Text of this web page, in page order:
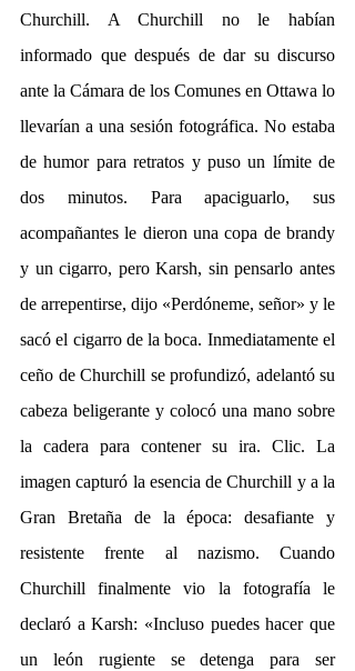
Churchill. A Churchill no le habían
informado que después de dar su discurso
ante la Cámara de los Comunes en Ottawa lo
llevarían a una sesión fotográfica. No estaba
de humor para retratos y puso un límite de
dos minutos. Para apaciguarlo, sus
acompañantes le dieron una copa de brandy
y un cigarro, pero Karsh, sin pensarlo antes
de arrepentirse, dijo «Perdóneme, señor» y le
sacó el cigarro de la boca. Inmediatamente el
ceño de Churchill se profundizó, adelantó su
cabeza beligerante y colocó una mano sobre
la cadera para contener su ira. Clic. La
imagen capturó la esencia de Churchill y a la
Gran Bretaña de la época: desafiante y
resistente frente al nazismo. Cuando
Churchill finalmente vio la fotografía le
declaró a Karsh: «Incluso puedes hacer que
un león rugiente se detenga para ser